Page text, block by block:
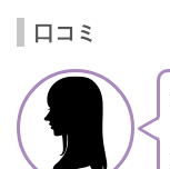
口コミ